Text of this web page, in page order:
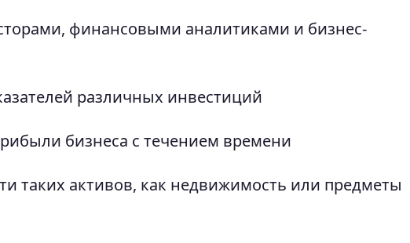
финансовыми аналитиками и бизнес-
различных инвестиций
бизнеса с течением времени
таких активов, как недвижимость или предметы